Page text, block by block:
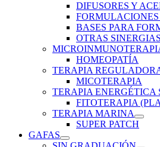
DIFUSORES Y
BASES PARA
OTRAS SINERGIAS
HOMEOPATÍA
TERAPIA
MICOTERAPIA
TERAPIA ENERGÉTICA
FITOTERAPIA
TERAPIA MARINA
SUPER PATCH
GAFAS